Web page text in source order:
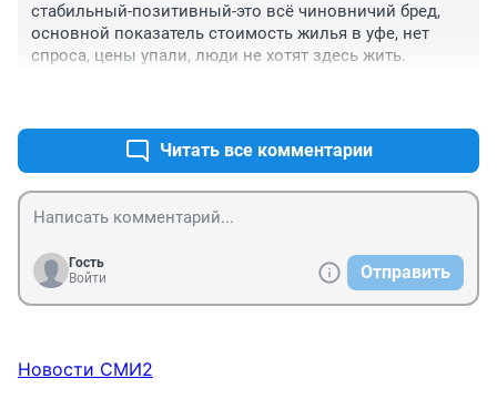
стабильный-позитивный-это всё чиновничий бред,
основной показатель стоимость жилья в уфе, нет
спроса, цены упали, люди не хотят здесь жить.
Читать все комментарии
Гость
Войти
Отправить
Новости СМИ2